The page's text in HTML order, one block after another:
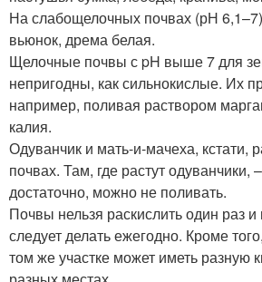
На слабощелочных почвах (рН 6,1–7)
вьюнок, дрема белая.
Щелочные почвы с pH выше 7 для
непригодны, как сильнокислые. Их
например, поливая раствором
калия.
Одуванчик и мать-и-мачеха, кстати,
почвах. Там, где растут одуванчики,
достаточно, можно не поливать.
Почвы нельзя раскислить один раз и
следует делать ежегодно. Кроме
том же участке может иметь разную